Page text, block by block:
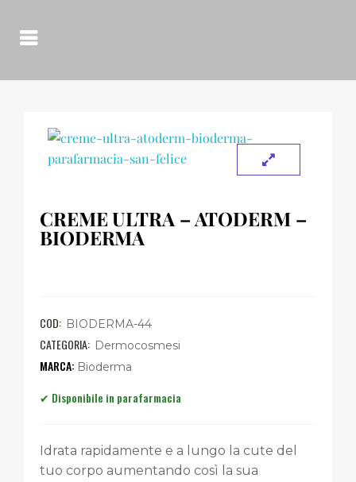
CREME ULTRA – ATODERM –
BIODERMA
COD: BIODERMA-44
CATEGORIA: Dermocosmesi
Bioderma
Idrata rapidamente e a lungo la cute del
tuo corpo aumentando così la sua